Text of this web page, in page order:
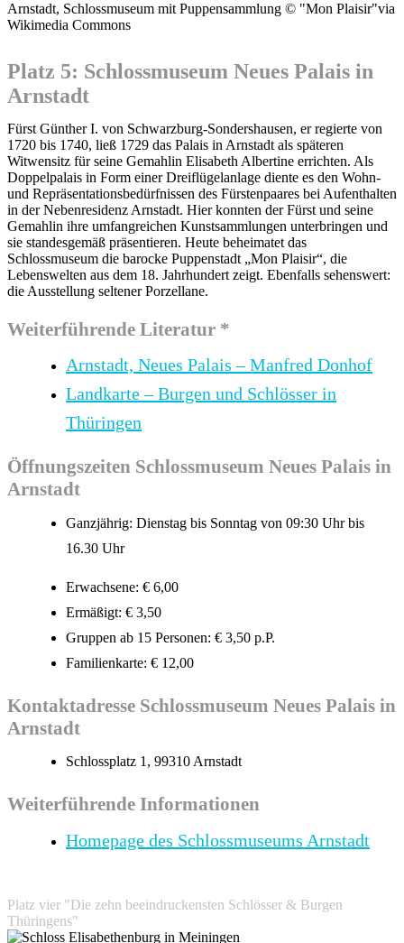
Arnstadt, Schlossmuseum mit Puppensammlung © "Mon Plaisir"via
Wikimedia Commons
Platz 5: Schlossmuseum Neues Palais in
Arnstadt
Fürst Günther I. von Schwarzburg-Sondershausen, er regierte von
1720 bis 1740, ließ 1729 das Palais in Arnstadt als späteren
Witwensitz für seine Gemahlin Elisabeth Albertine errichten. Als
Doppelpalais in Form einer Dreiflügelanlage diente es den Wohn-
und Repräsentationsbedürfnissen des Fürstenpaares bei Aufenthalten
in der Nebenresidenz Arnstadt. Hier konnten der Fürst und seine
Gemahlin ihre umfangreichen Kunstsammlungen unterbringen und
sie standesgemäß präsentieren. Heute beheimatet das
Schlossmuseum die barocke Puppenstadt „Mon Plaisir“, die
Lebenswelten aus dem 18. Jahrhundert zeigt. Ebenfalls sehenswert:
die Ausstellung seltener Porzellane.
Weiterführende Literatur *
Arnstadt, Neues Palais – Manfred Donhof
Landkarte – Burgen und Schlösser in
Thüringen
Öffnungszeiten Schlossmuseum Neues Palais in
Arnstadt
Ganzjährig: Dienstag bis Sonntag von 09:30 Uhr bis
16.30 Uhr
Erwachsene: € 6,00
Ermäßigt: € 3,50
Gruppen ab 15 Personen: € 3,50 p.P.
Familienkarte: € 12,00
Kontaktadresse Schlossmuseum Neues Palais in
Arnstadt
Schlossplatz 1, 99310 Arnstadt
Weiterführende Informationen
Homepage des Schlossmuseums Arnstadt
Platz vier "Die zehn beeindruckensten Schlösser & Burgen
Thüringens"